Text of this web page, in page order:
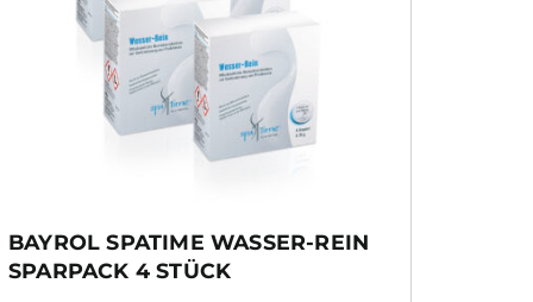
BAYROL SPATIME WASSER-REIN
SPARPACK 4 STÜCK